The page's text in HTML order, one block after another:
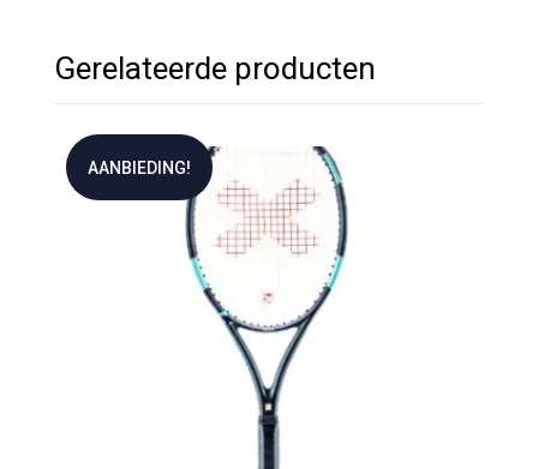
Gerelateerde producten
AANBIEDING!